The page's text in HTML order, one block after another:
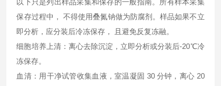
以下只是列出样品采集和保存的一般指南。所有样本采集
保存过程中， 不得使用叠氮钠做为防腐剂。样品如果不立
即分析，应分装后冷冻保存， 且避免反复冻融。
细胞培养上清：离心去除沉淀，立即分析或分装后-20℃冷
冻保存。
血清：用干净试管收集血液，室温凝固 30 分钟，离心 20